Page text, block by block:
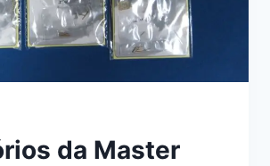
da Master